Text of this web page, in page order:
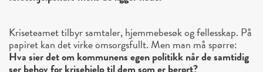
Kriseteamet tilbyr samtaler, hjemmebesøk og fellesskap. På
papiret kan det virke omsorgsfullt. Men man må spørre:
Hva sier det om kommunens egen politikk når de samtidig